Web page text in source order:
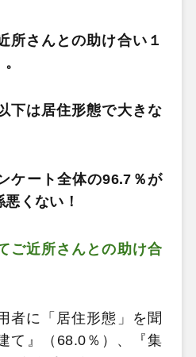
所さんとの助け合い１
住形態で大きな
ケート全体の96.7％が
くない！
ご近所さんとの助け合
者に「居住形態」を聞
て』（68.0％）、『集